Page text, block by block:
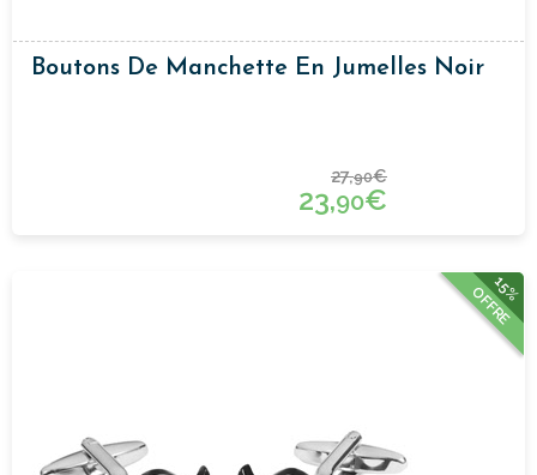
Boutons De Manchette En Jumelles Noir
27,90€
23,90€
15%
OFFRE